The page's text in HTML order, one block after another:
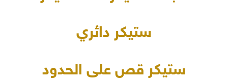
ستيكر دائري
ستيكر قص على الحدود